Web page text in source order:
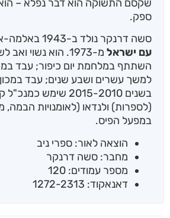
שקסם התשוקה הוא דבר נפלא –
ספק.
סשה דרנקר נולד ב-1943 באלמה-אטא, קזחסטן, ו
עם ישראל
מ-1973. הוא נשוי
השתתף במלחמת יום כיפור; עבד
למשך עשרים ושבע שנים; עבד
בשנים 2015-2010 שימש
(לספרות) ולנדאו (לאומנויות
במפעל הפיס.
הוצאה לאור: ספרי ניב
מחבר: סשה דרנקר
מספר עמודים: 120
דאנאקוד: 1272-2313